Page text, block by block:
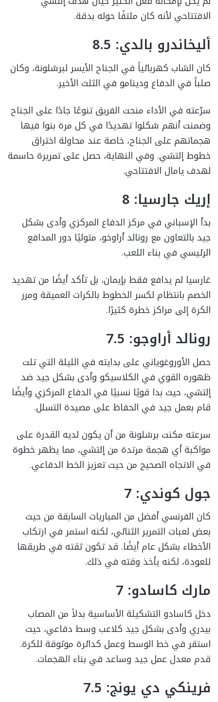
الافتتاحي لأنه كان ملتفًا حوله بدقة.
أليخاندرو بالدي: 8.5
كان الشاب كهربائياً في الجناح الأيسر لبرشلونة، وكان
صلباً في الدفاع ودينامو في الثلث الأخير.
سرّعته في الأداء منحت الفريق تنوعًا جادًا على الجناح
وضمنت أنهم شكلوا تهديدًا في كل مرة بنوا فيها
هجماتهم على الجناح، خاصة عند محاولة اختراق
خطوط إلتشي. وفي النهاية، حصل على تمريرة حاسمة
لهدف يامال الافتتاحي.
إريك جارسيا: 8
بدأ الإسباني في مركز الدفاع المركزي وأدى بشكل
جيد بالتعاون مع رونالد أراوخو، متوليًا دور المدافع
الرئيسي في بناء اللعب.
غارسيا لم يدافع فقط بإيمان، بل تأكد أيضًا من تهديد
الخصم بانتظام لكسر الخطوط بالكرات العميقة ومرر
الكرة إلى مراكز خطرة كثيرًا.
رونالد أراوجو: 7.5
حصل الأوروغوياني على بدايته في الليلة التي تلت
ظهوره القوي في الكلاسيكو وأدى بشكل جيد ضد
إلتشي، حيث بدا قويًا نسبيًا في الدفاع المركزي وأيضًا
قام بعمل جيد في الحفاظ على مصيدة التسلل.
سرعته مكنت برشلونة من أن يكون لديه القدرة على
مواكبة أي هجمة مرتدة من إلتشي، مما يظهر خطوة
في الاتجاه الصحيح من حيث تعزيز الخط الدفاعي.
جول كوندي: 7
كان الفرنسي أفضل من المباريات السابقة من حيث
بعض لعبات التمرير الثنائي، لكنه استمر في ارتكاب
الأخطاء بشكل عام أيضًا. قد تكون ثقته في طريقها
للعودة، لكنه يأخذ وقته في ذلك.
مارك كاسادو: 7
دخل كاسادو التشكيلة الأساسية بدلاً من المصاب
بيدري وأدى بشكل جيد كلاعب وسط دفاعي، حيث
استقر في خط الوسط وعمل كدائرة موثوقة للكرة.
قدم معدل عمل جيد وساعد في بناء الهجمات.
فرينكي دي يونج: 7.5